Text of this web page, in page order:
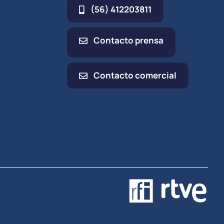
(56) 412203811
Contacto prensa
Contacto comercial